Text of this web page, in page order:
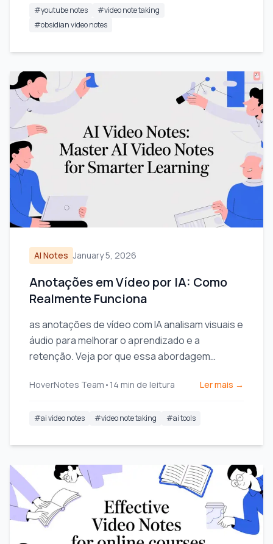
#youtube notes #video note taking
#obsidian video notes
AI Notes January 5, 2026
Anotações em Vídeo por IA: Como
Realmente Funciona
as anotações de vídeo com IA analisam visuais e
áudio para melhorar o aprendizado e a
retenção. Veja por que essa abordagem
HoverNotes Team • 14 min de leitura Ler mais →
#ai video notes #video note taking #ai tools